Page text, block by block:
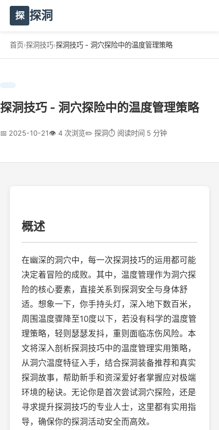
探 探洞
首页›探洞技巧›探洞技巧 - 洞穴探险中的温度管理策略
探洞技巧 - 洞穴探险中的温度管理策略
📅 2025-10-21👁️ 4 次浏览✏️ 探洞⏱️ 阅读时间 5 分钟
概述
在幽深的洞穴中，每一次探洞技巧的运用都可能
决定着冒险的成败。其中，温度管理作为洞穴探
险的核心要素，直接关系到探洞安全与身体舒
适。想象一下，你手持头灯，深入地下数百米，
周围温度骤降至10度以下，若没有科学的温度管
理策略，轻则瑟瑟发抖，重则面临冻伤风险。本
文将深入剖析探洞技巧中的温度管理实用策略，
从洞穴温度特征入手，结合探洞装备推荐和真实
探洞故事，帮助新手和资深爱好者掌握应对极端
环境的秘诀。无论你是首次尝试洞穴探险，还是
寻求提升探洞技巧的专业人士，这里都有实用指
导，确保你的探洞活动安全而高效。